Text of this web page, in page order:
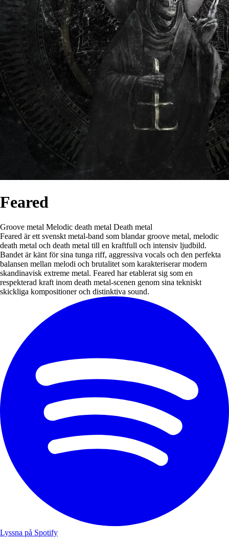
Feared
Groove metal Melodic death metal Death metal
Feared är ett svenskt metal-band som blandar groove metal, melodic
death metal och death metal till en kraftfull och intensiv ljudbild.
Bandet är känt för sina tunga riff, aggressiva vocals och den perfekta
balansen mellan melodi och brutalitet som karakteriserar modern
skandinavisk extreme metal. Feared har etablerat sig som en
respekterad kraft inom death metal-scenen genom sina tekniskt
skickliga kompositioner och distinktiva sound.
Lyssna på Spotify